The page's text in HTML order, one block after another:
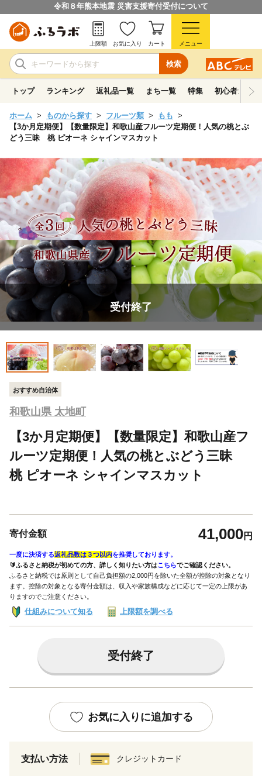
令和８年熊本地震 災害支援寄付受付について
検索
上限額 お気に入り カート メニュー
トップ ランキング 返礼品一覧 まち一覧 特集 初心者ガイド
ホーム ものから探す フルーツ類
もも
【3か月定期便】【数量限定】和歌山産フルーツ定期便！人気の桃とぶ
どう三昧 桃 ピオーネ シャインマスカット
受付終了
おすすめ自治体
和歌山県 太地町
【3か月定期便】【数量限定】和歌山産フ
ルーツ定期便！人気の桃とぶどう三昧
桃 ピオーネ シャインマスカット
寄付金額 41,000円
一度に決済する返礼品数は３つ以内を推奨しております。
🔰ふるさと納税が初めての方、詳しく知りたい方はこちらでご確認ください。
ふるさと納税では原則として自己負担額の2,000円を除いた全額が控除の対象となり
ます。控除の対象となる寄付金額は、収入や家族構成などに応じて一定の上限があ
りますのでご注意ください。
仕組みについて知る 上限額を調べる
受付終了
お気に入りに追加する
支払い方法 クレジットカード